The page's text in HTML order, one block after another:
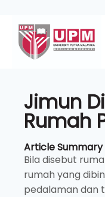
Jimun
Rumah
Article Summary
Bila disebut
rumah yang
pedalaman dan